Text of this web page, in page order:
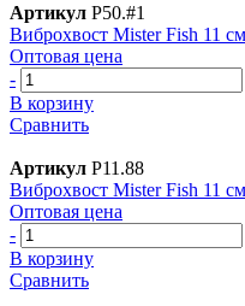
Артикул Р50.#1
Виброхвост Mister Fish 11
Оптовая цена
-
В корзину
Сравнить
Артикул Р11.88
Виброхвост Mister Fish 11
Оптовая цена
-
В корзину
Сравнить